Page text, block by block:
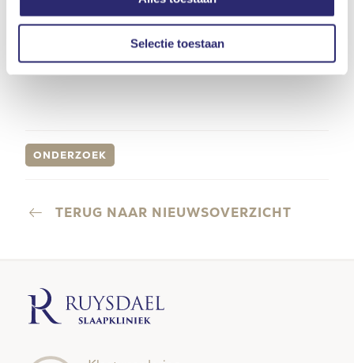
Selectie toestaan
LEES VERDER OVER
SLAAPPROBLEMEN
ONDERZOEK
TERUG NAAR NIEUWSOVERZICHT